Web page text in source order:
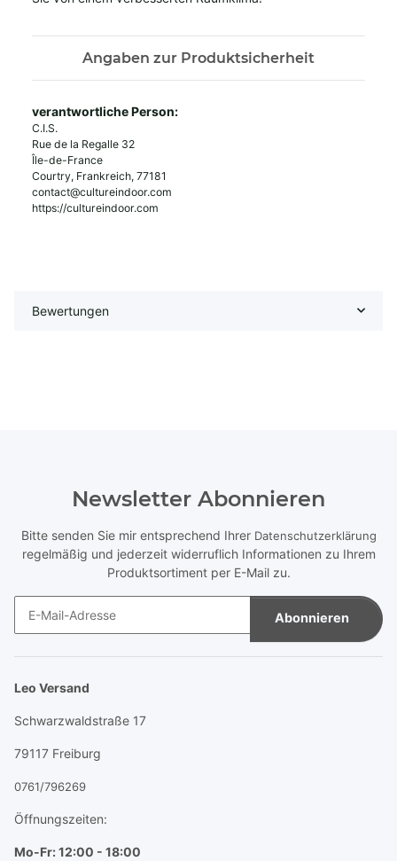
Angaben zur Produktsicherheit
verantwortliche Person:
C.I.S.
Rue de la Regalle 32
Île-de-France
Courtry, Frankreich, 77181
contact@cultureindoor.com
https://cultureindoor.com
Bewertungen
Newsletter Abonnieren
Bitte senden Sie mir entsprechend Ihrer Datenschutzerklärung
regelmäßig und jederzeit widerruflich Informationen zu Ihrem
Produktsortiment per E-Mail zu.
Abonnieren
Leo Versand
Schwarzwaldstraße 17
79117 Freiburg
0761/796269
Öffnungszeiten:
Mo-Fr: 12:00 - 18:00